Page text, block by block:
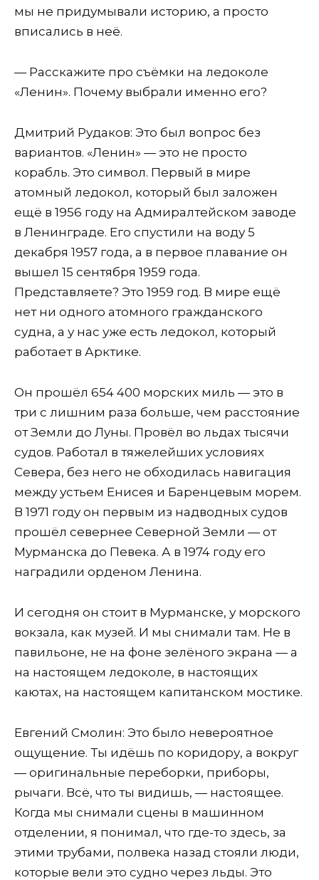
мы не придумывали историю, а просто
вписались в неё.
— Расскажите про съёмки на ледоколе
«Ленин». Почему выбрали именно его?
Дмитрий Рудаков: Это был вопрос без
вариантов. «Ленин» — это не просто
корабль. Это символ. Первый в мире
атомный ледокол, который был заложен
ещё в 1956 году на Адмиралтейском заводе
в Ленинграде. Его спустили на воду 5
декабря 1957 года, а в первое плавание он
вышел 15 сентября 1959 года.
Представляете? Это 1959 год. В мире ещё
нет ни одного атомного гражданского
судна, а у нас уже есть ледокол, который
работает в Арктике.
Он прошёл 654 400 морских миль — это в
три с лишним раза больше, чем расстояние
от Земли до Луны. Провёл во льдах тысячи
судов. Работал в тяжелейших условиях
Севера, без него не обходилась навигация
между устьем Енисея и Баренцевым морем.
В 1971 году он первым из надводных судов
прошёл севернее Северной Земли — от
Мурманска до Певека. А в 1974 году его
наградили орденом Ленина.
И сегодня он стоит в Мурманске, у морского
вокзала, как музей. И мы снимали там. Не в
павильоне, не на фоне зелёного экрана — а
на настоящем ледоколе, в настоящих
каютах, на настоящем капитанском мостике.
Евгений Смолин: Это было невероятное
ощущение. Ты идёшь по коридору, а вокруг
— оригинальные переборки, приборы,
рычаги. Всё, что ты видишь, — настоящее.
Когда мы снимали сцены в машинном
отделении, я понимал, что где-то здесь, за
этими трубами, полвека назад стояли люди,
которые вели это судно через льды. Это